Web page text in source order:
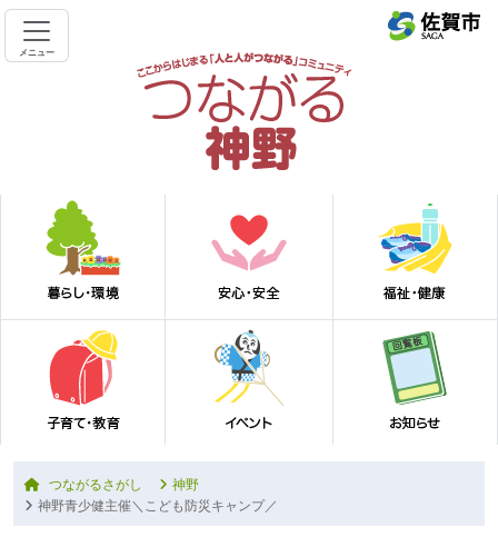
メニュー
つながるさがし
神野
神野青少健主催＼こども防災キャンプ／